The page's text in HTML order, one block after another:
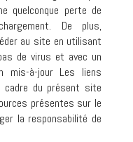
quelconque perte de
De plus,
au site en utilisant
de virus et avec un
mis-à-jour Les liens
du présent site
présentes sur le
la responsabilité de